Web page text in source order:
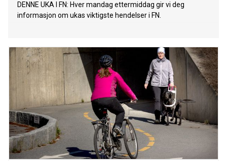
DENNE UKA I FN: Hver mandag ettermiddag gir vi deg
informasjon om ukas viktigste hendelser i FN.